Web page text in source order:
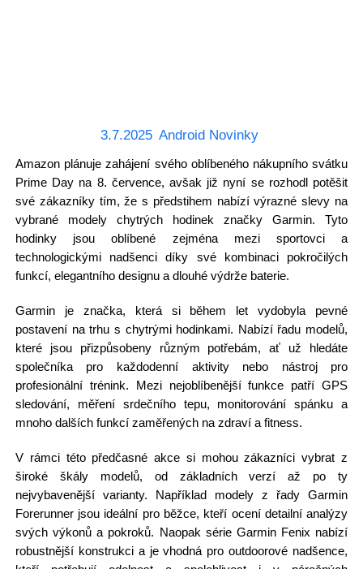
3.7.2025 Android Novinky
Amazon plánuje zahájení svého oblíbeného nákupního svátku
Prime Day na 8. července, avšak již nyní se rozhodl potěšit
své zákazníky tím, že s předstihem nabízí výrazné slevy na
vybrané modely chytrých hodinek značky Garmin. Tyto
hodinky jsou oblíbené zejména mezi sportovci a
technologickými nadšenci díky své kombinaci pokročilých
funkcí, elegantního designu a dlouhé výdrže baterie.
Garmin je značka, která si během let vydobyla pevné
postavení na trhu s chytrými hodinkami. Nabízí řadu modelů,
které jsou přizpůsobeny různým potřebám, ať už hledáte
společníka pro každodenní aktivity nebo nástroj pro
profesionální trénink. Mezi nejoblíbenější funkce patří GPS
sledování, měření srdečního tepu, monitorování spánku a
mnoho dalších funkcí zaměřených na zdraví a fitness.
V rámci této předčasné akce si mohou zákazníci vybrat z
široké škály modelů, od základních verzí až po ty
nejvybavenější varianty. Například modely z řady Garmin
Forerunner jsou ideální pro běžce, kteří ocení detailní analýzy
svých výkonů a pokroků. Naopak série Garmin Fenix nabízí
robustnější konstrukci a je vhodná pro outdoorové nadšence,